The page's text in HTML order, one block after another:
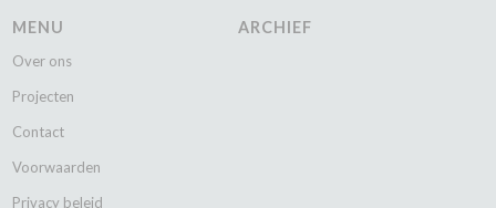
MENU
Over ons
Projecten
Contact
Voorwaarden
Privacy beleid
ARCHIEF